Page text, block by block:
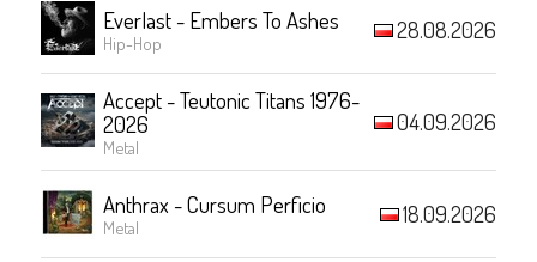
Everlast - Embers To Ashes
Hip-Hop 28.08.2026
Accept - Teutonic Titans 1976-
2026
Metal
04.09.2026
Anthrax - Cursum Perficio
Metal 18.09.2026